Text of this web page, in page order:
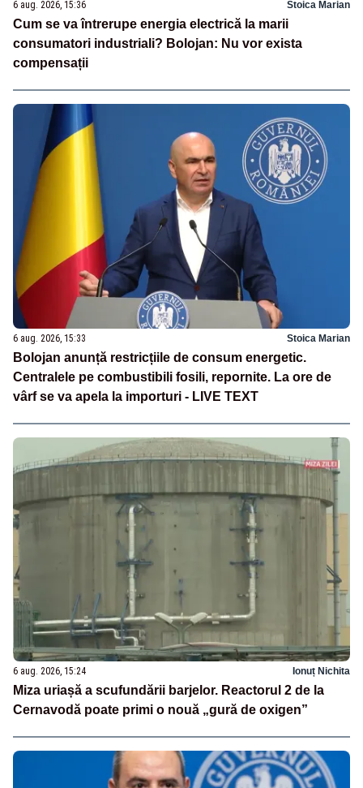
6 aug. 2026, 15:36 Stoica Marian
Cum se va întrerupe energia electrică la marii
consumatori industriali? Bolojan: Nu vor exista
compensații
6 aug. 2026, 15:33 Stoica Marian
Bolojan anunță restricțiile de consum energetic.
Centralele pe combustibili fosili, repornite. La ore de
vârf se va apela la importuri - LIVE TEXT
6 aug. 2026, 15:24 Ionuț Nichita
Miza uriașă a scufundării barjelor. Reactorul 2 de la
Cernavodă poate primi o nouă „gură de oxigen”